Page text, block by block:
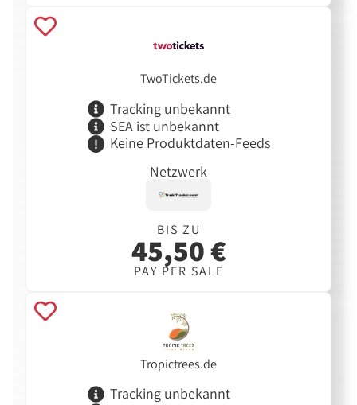
TwoTickets.de
Tracking unbekannt
SEA ist unbekannt
Keine Produktdaten-Feeds
Netzwerk
BIS ZU
45,50 €
PAY PER SALE
Tropictrees.de
Tracking unbekannt